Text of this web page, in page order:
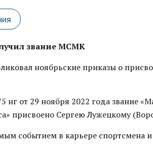
звание МСМК
ноябрьские приказы о
нг от 29 ноября 2022 года звание
присвоено Сергею Лужецкому
событием в карьере спортсмена и